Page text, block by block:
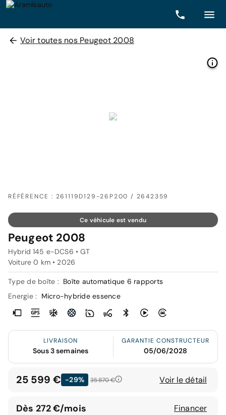
Voir toutes nos Peugeot 2008
RÉFÉRENCE : 261119D129-26P200 / 2642359
Ce véhicule est vendu
Peugeot 2008
Hybrid 145 e-DCS6 • GT
Voiture 0 km • 2026
Type de boîte : Boîte automatique 6 rapports
Energie :
Micro-hybride essence
LIVRAISON
Sous 3 semaines
GARANTIE CONSTRUCTEUR
05/06/2028
25 599 € -29% 35 870 € Voir le détail
Dès 272 €/mois Financer